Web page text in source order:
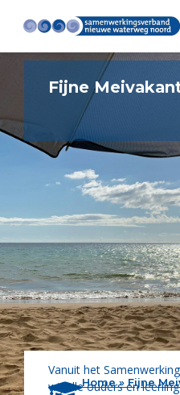
Fijne
Home» Fijne
Vanuit het
wij alle ouders en